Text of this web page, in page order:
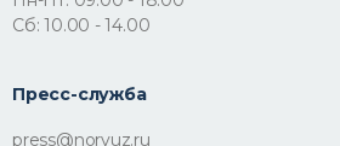
Пн-Пт: 09.00 - 18.00
Сб: 10.00 - 14.00
Пресс-служба